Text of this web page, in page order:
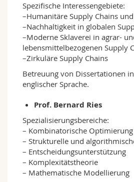
Spezifische Interessengebiete:
–Humanitäre Supply Chains
–Nachhaltigkeit in globalen
–Moderne Sklaverei in agrar-
lebensmittelbezogenen Supply
–Zirkuläre Supply Chains
Betreuung von Dissertationen
englischer Sprache.
Prof. Bernard Ries
Spezialisierungsbereiche:
– Kombinatorische Optimierung
– Strukturelle und
– Entscheidungsunterstützung
– Komplexitätstheorie
– Mathematische Modellierung